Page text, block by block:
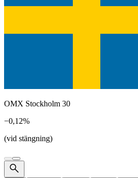
OMX Stockholm 30
−0,12%
(vid stängning)